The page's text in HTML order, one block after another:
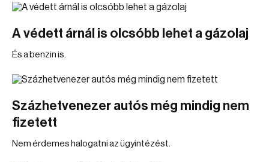
A védett árnál is olcsóbb lehet a gázolaj
És a benzin is.
Százhetvenezer autós még mindig nem
fizetett
Nem érdemes halogatni az ügyintézést.